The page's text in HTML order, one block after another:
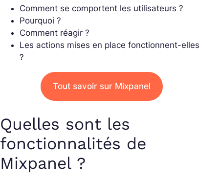
Comment se comportent les utilisateurs ?
Pourquoi ?
Comment réagir ?
Les actions mises en place fonctionnent-elles
?
Tout savoir sur Mixpanel
Quelles sont les
fonctionnalités de
Mixpanel ?